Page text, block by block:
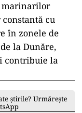
marinarilor
cu
în zonele de
la Dunăre,
contribuie la
știrile? Urmărește